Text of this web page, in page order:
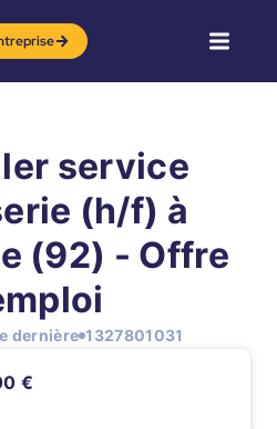
service
(h/f) à
(92) - Offre
dernière 1327801031
€